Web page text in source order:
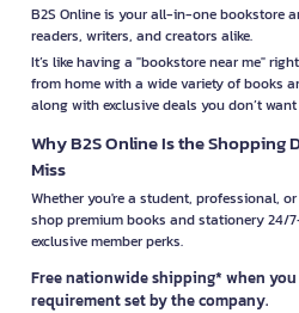
B2S Online is your all-in-one bookstore
readers, writers, and creators alike.
It’s like having a "bookstore near me"
from home with a wide variety of books
along with exclusive deals you don’t
Why B2S Online Is the Shopping
Miss
Whether you're a student, professional,
shop premium books and stationery
exclusive member perks.
Free nationwide shipping* when
requirement set by the company.